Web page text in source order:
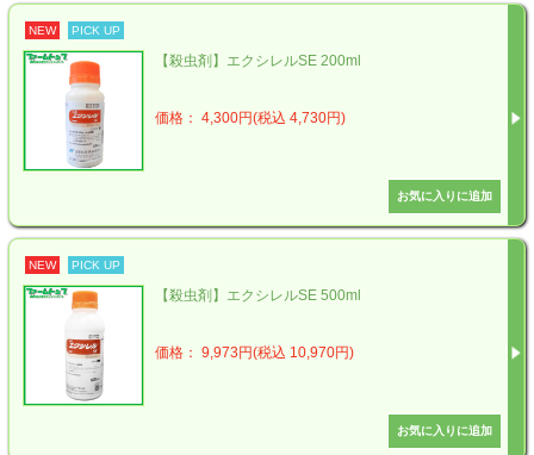
NEW PICK UP
【殺虫剤】エクシレルSE 200ml
価格： 4,300円(税込 4,730円)
NEW PICK UP
【殺虫剤】エクシレルSE 500ml
価格： 9,973円(税込 10,970円)